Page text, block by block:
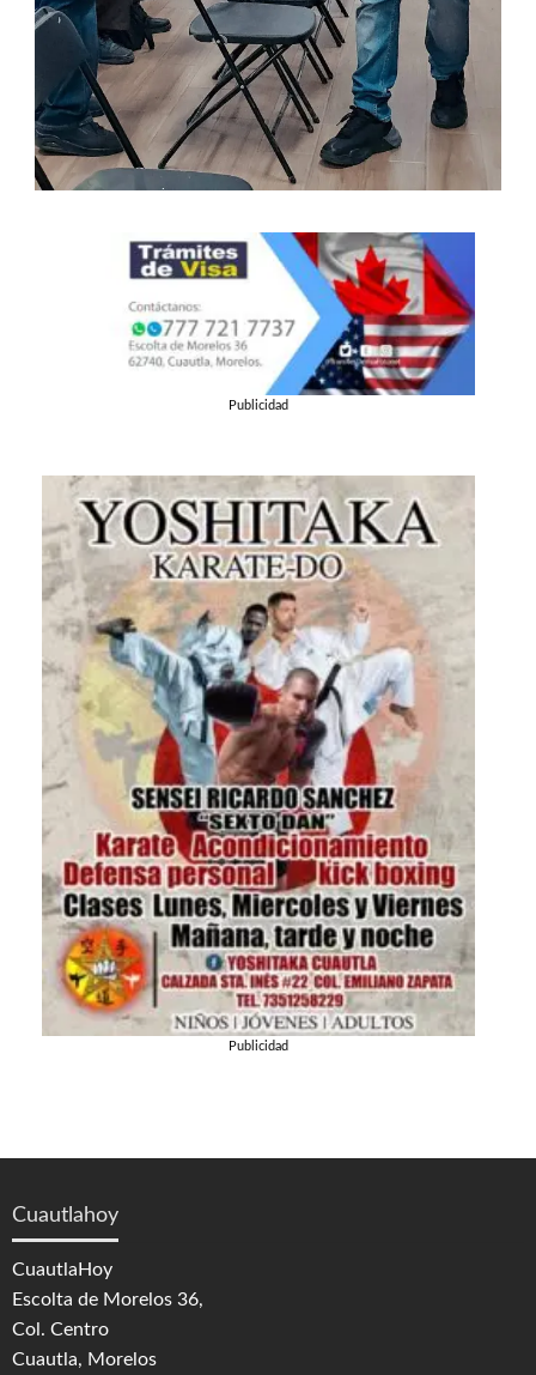
Publicidad
Publicidad
Cuautlahoy
CuautlaHoy
Escolta de Morelos 36,
Col. Centro
Cuautla, Morelos